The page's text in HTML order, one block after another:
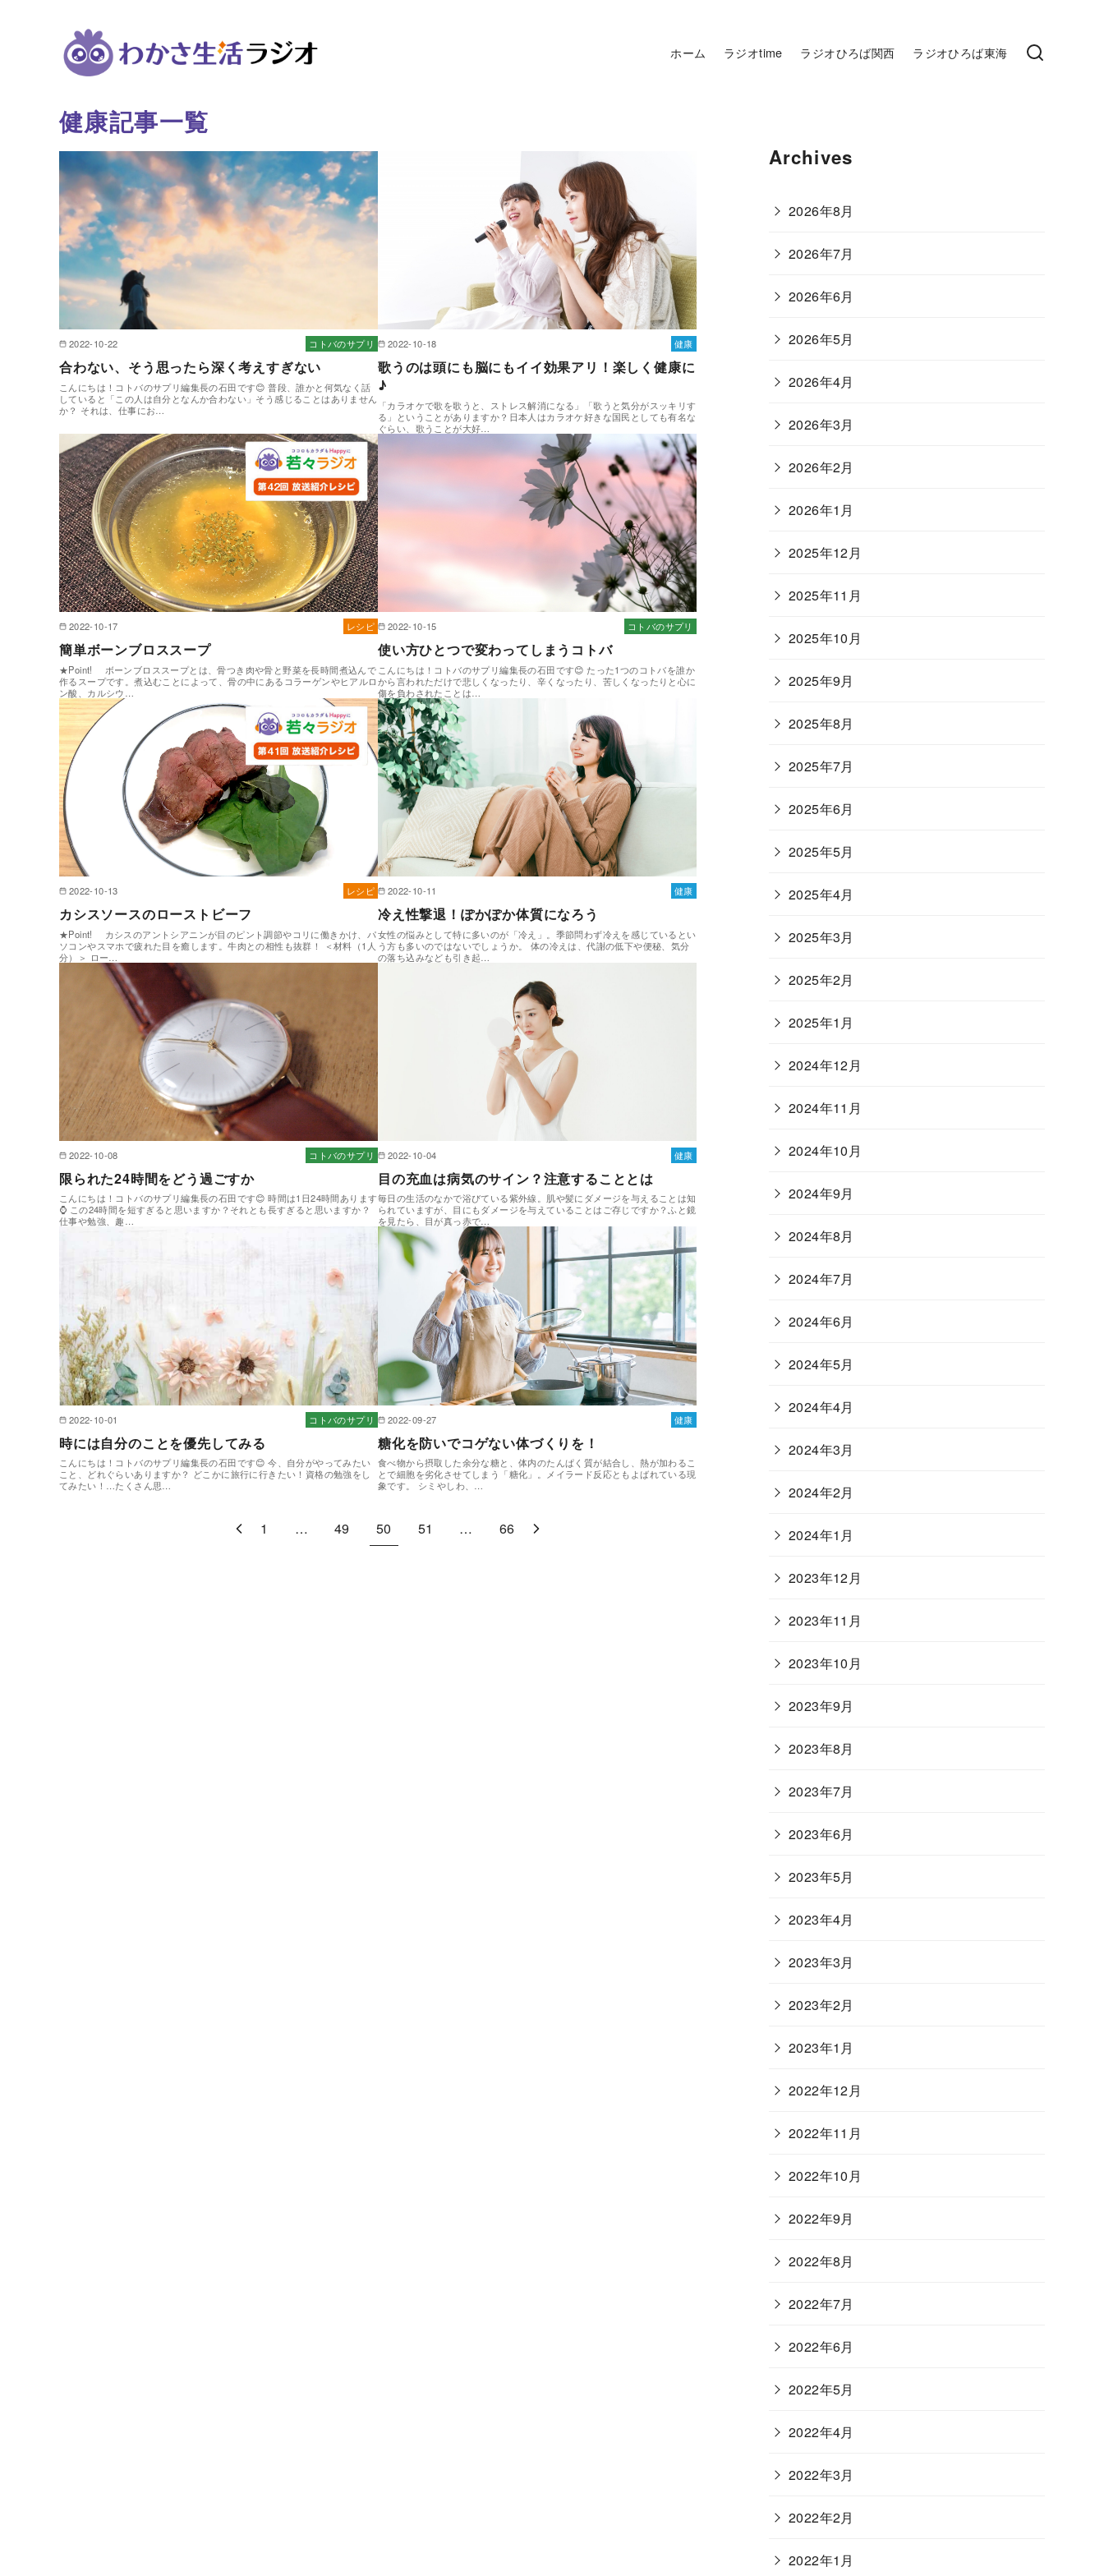
ホーム ラジオtime ラジオひろば関西 ラジオひろば東海
健康記事一覧
2022-10-22 コトバのサプリ
合わない、そう思ったら深く考えすぎない
こんにちは！コトバのサプリ編集長の石田です😊 普段、誰かと何気なく話
していると「この人は自分となんか合わない」そう感じることはありません
か？ それは、仕事にお…
2022-10-18 健康
歌うのは頭にも脳にもイイ効果アリ！楽しく健康に
♪
「カラオケで歌を歌うと、ストレス解消になる」「歌うと気分がスッキリす
る」ということがありますか？日本人はカラオケ好きな国民としても有名な
ぐらい、歌うことが大好…
2022-10-17 レシピ
簡単ボーンブロススープ
★Point! ボーンブロススープとは、骨つき肉や骨と野菜を長時間煮込んで
作るスープです。煮込むことによって、骨の中にあるコラーゲンやヒアルロ
ン酸、カルシウ…
2022-10-15 コトバのサプリ
使い方ひとつで変わってしまうコトバ
こんにちは！コトバのサプリ編集長の石田です😊 たった1つのコトバを誰か
から言われただけで悲しくなったり、辛くなったり、苦しくなったりと心に
傷を負わされたことは…
2022-10-13 レシピ
カシスソースのローストビーフ
★Point! カシスのアントシアニンが目のピント調節やコリに働きかけ、パ
ソコンやスマホで疲れた目を癒します。牛肉との相性も抜群！ ＜材料（1人
分）＞ ロー…
2022-10-11 健康
冷え性撃退！ぽかぽか体質になろう
女性の悩みとして特に多いのが「冷え」。季節問わず冷えを感じているとい
う方も多いのではないでしょうか。 体の冷えは、代謝の低下や便秘、気分
の落ち込みなども引き起…
2022-10-08 コトバのサプリ
限られた24時間をどう過ごすか
こんにちは！コトバのサプリ編集長の石田です😊 時間は1日24時間あります
⌚ この24時間を短すぎると思いますか？それとも長すぎると思いますか？
仕事や勉強、趣…
2022-10-04 健康
目の充血は病気のサイン？注意することとは
毎日の生活のなかで浴びている紫外線。肌や髪にダメージを与えることは知
られていますが、目にもダメージを与えていることはご存じですか？ふと鏡
を見たら、目が真っ赤で…
2022-10-01 コトバのサプリ
時には自分のことを優先してみる
こんにちは！コトバのサプリ編集長の石田です😊 今、自分がやってみたい
こと、どれぐらいありますか？ どこかに旅行に行きたい！資格の勉強をし
てみたい！…たくさん思…
2022-09-27 健康
糖化を防いでコゲない体づくりを！
食べ物から摂取した余分な糖と、体内のたんぱく質が結合し、熱が加わるこ
とで細胞を劣化させてしまう「糖化」。メイラード反応ともよばれている現
象です。 シミやしわ、…
1 … 49 50 51 … 66
Archives
2026年8月
2026年7月
2026年6月
2026年5月
2026年4月
2026年3月
2026年2月
2026年1月
2025年12月
2025年11月
2025年10月
2025年9月
2025年8月
2025年7月
2025年6月
2025年5月
2025年4月
2025年3月
2025年2月
2025年1月
2024年12月
2024年11月
2024年10月
2024年9月
2024年8月
2024年7月
2024年6月
2024年5月
2024年4月
2024年3月
2024年2月
2024年1月
2023年12月
2023年11月
2023年10月
2023年9月
2023年8月
2023年7月
2023年6月
2023年5月
2023年4月
2023年3月
2023年2月
2023年1月
2022年12月
2022年11月
2022年10月
2022年9月
2022年8月
2022年7月
2022年6月
2022年5月
2022年4月
2022年3月
2022年2月
2022年1月